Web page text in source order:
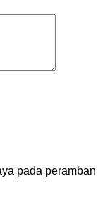
pada peramban